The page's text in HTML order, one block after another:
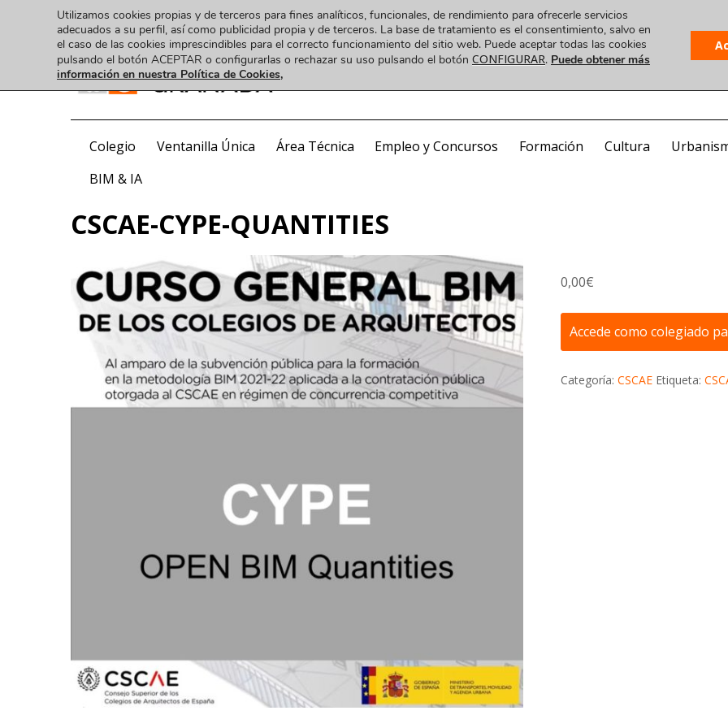
Colegio Ventanilla Única Área Técnica Empleo y Concursos Formación Cultura
BIM & IA
CSCAE-CYPE-QUANTITIES
0,00€
Accede como colegiado
Categoría:CSCAE Etiqueta:
Utilizamos cookies propias y de terceros para fines analíticos, funcionales, de rendimiento para ofrecerle servicios
adecuados a su perfil, así como publicidad propia y de terceros. La base de tratamiento es el consentimiento, salvo en
el caso de las cookies imprescindibles para el correcto funcionamiento del sitio web. Puede aceptar todas las cookies
pulsando el botón ACEPTAR o configurarlas o rechazar su uso pulsando el botón CONFIGURAR. Puede obtener más
información en nuestra Política de Cookies,